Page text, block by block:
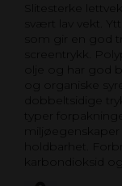
Slitesterke
svært lav vekt.
som gir en god
screentrykk.
olje og har god
og organiske
dobbeltsidige
typer
holdbarhet.
karbondioksid og